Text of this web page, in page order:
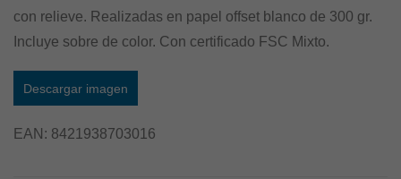
con relieve. Realizadas en papel offset blanco de 300 gr.
Incluye sobre de color. Con certificado FSC Mixto.
Descargar imagen
EAN: 8421938703016